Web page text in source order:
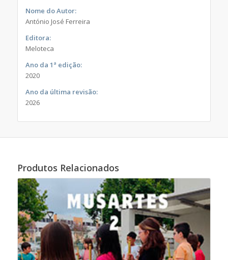
Nome do Autor:
António José Ferreira
Editora:
Meloteca
Ano da 1ª edição:
2020
Ano da última revisão:
2026
Produtos Relacionados